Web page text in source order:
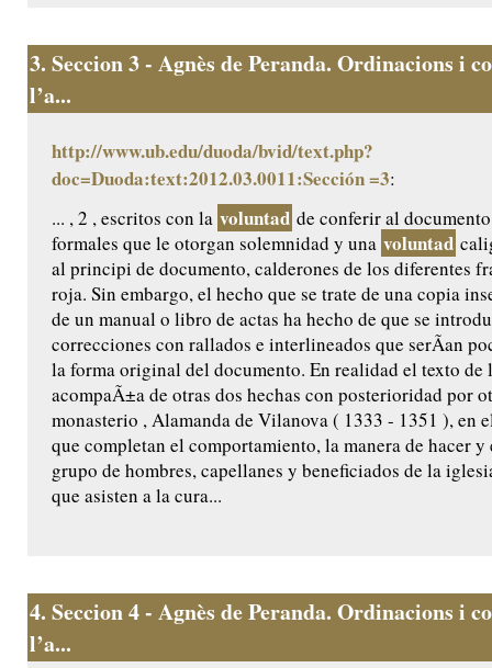
3. Seccion 3 - Agnès de Peranda. Ordinacions i
l’a...
http://www.ub.edu/duoda/bvid/text.php?
doc=Duoda:text:2012.03.0011:Sección =3:
... , 2 , escritos con la voluntad de conferir al
formales que le otorgan solemnidad y una voluntad
al principi de documento, calderones de los diferentes
roja. Sin embargo, el hecho que se trate de una copia
de un manual o libro de actas ha hecho de que se
correcciones con rallados e interlineados que serÃ­an
la forma original del documento. En realidad el texto de
acompaÃ±a de otras dos hechas con posterioridad por
monasterio , Alamanda de Vilanova ( 1333 - 1351 ), en
que completan el comportamiento, la manera de hacer
grupo de hombres, capellanes y beneficiados de la
que asisten a la cura...
4. Seccion 4 - Agnès de Peranda. Ordinacions i
l’a...